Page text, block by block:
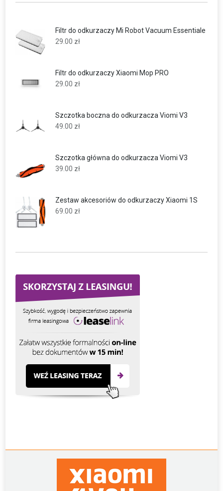
Filtr do odkurzaczy Mi Robot Vacuum Essentiale
29.00 zł
Filtr do odkurzaczy Xiaomi Mop PRO
29.00 zł
Szczotka boczna do odkurzacza Viomi V3
49.00 zł
Szczotka główna do odkurzacza Viomi V3
39.00 zł
Zestaw akcesoriów do odkurzaczy Xiaomi 1S
69.00 zł